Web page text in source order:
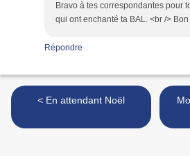
Bravo à tes correspondantes pour
qui ont enchanté ta BAL. <br />
Répondre
< En attendant Noël